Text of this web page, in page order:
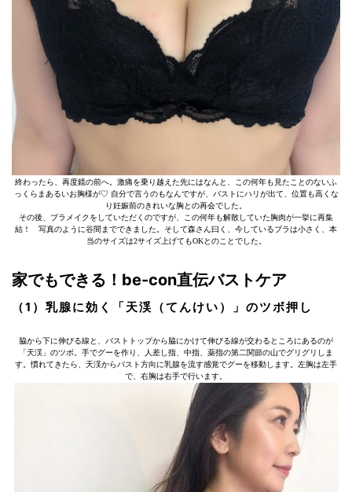
終わったら、再度鏡の前へ。激痛を乗り越えた先にはなんと、この何年も見たことのないふ
っくらまあるいお胸様が♡ 自分で言うのもなんですが、バストにハリが出て、位置も高くな
り妊娠前のきれいな胸との再会でした。
その後、ブラメイクをしていただくのですが、この何年も解散していた胸肉が一挙に再集
結！ 写真のように谷間までできました。そして森さん曰く、今しているブラは小さく、本
当のサイズは2サイズ上げてもOKとのことでした。
家でもできる！be-con直伝バストケア
（1）乳腺に効く「天渓（てんけい）」のツボ押し
脇から下に伸びる線と、バストトップから脇にかけて伸びる線が交わるところにあるのが
「天渓」のツボ。手でグーを作り、人差し指、中指、薬指の第二関節の山でグリグリしま
す。慣れてきたら、天渓からバスト方向に乳腺を流す感覚でグーを移動します。左胸は左手
で、右胸は右手で行います。